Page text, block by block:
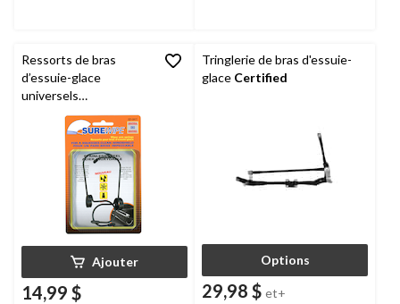
Ressorts de bras
d’essuie-glace
universels
Surewipe093
Ajouter
14,99 $
Tringlerie de bras d'essuie-
glace Certified
Options
29,98 $ et+